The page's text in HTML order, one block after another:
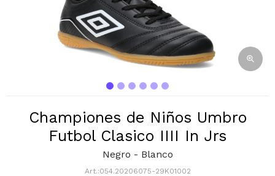
Championes de Niños Umbro
Futbol Clasico IIII In Jrs
Negro - Blanco
054.20206075-29K01002